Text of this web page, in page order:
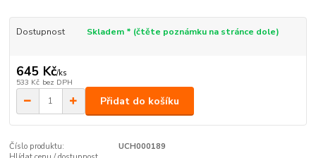
Dostupnost Skladem * (čtěte poznámku na stránce dole)
645 Kč/ks
533 Kč bez DPH
Přidat do košíku
Číslo produktu:
UCH000189